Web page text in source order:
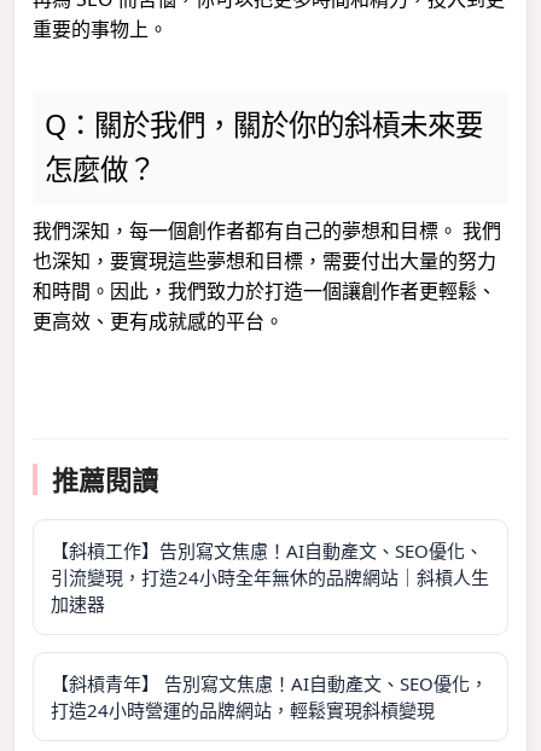
重要的事物上。
Q：關於我們，關於你的斜槓未來要
怎麼做？
我們深知，每一個創作者都有自己的夢想和目標。 我們
也深知，要實現這些夢想和目標，需要付出大量的努力
和時間。因此，我們致力於打造一個讓創作者更輕鬆、
更高效、更有成就感的平台。
推薦閱讀
【斜槓工作】告別寫文焦慮！AI自動產文、SEO優化、
引流變現，打造24小時全年無休的品牌網站｜斜槓人生
加速器
【斜槓青年】 告別寫文焦慮！AI自動產文、SEO優化，
打造24小時營運的品牌網站，輕鬆實現斜槓變現